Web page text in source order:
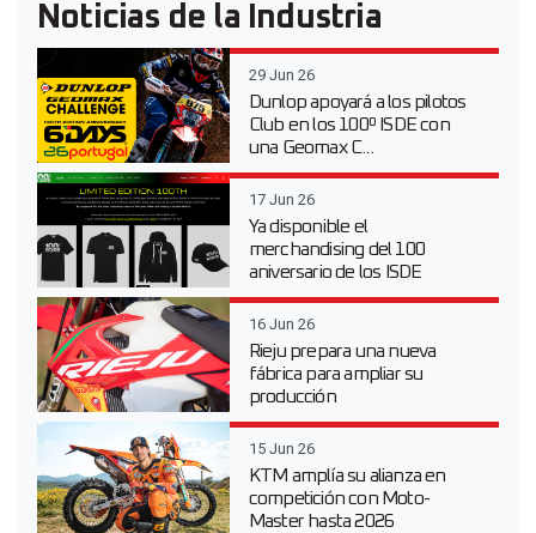
Noticias de la Industria
29 Jun 26
Dunlop apoyará a los pilotos
Club en los 100º ISDE con
una Geomax C...
17 Jun 26
Ya disponible el
merchandising del 100
aniversario de los ISDE
16 Jun 26
Rieju prepara una nueva
fábrica para ampliar su
producción
15 Jun 26
KTM amplía su alianza en
competición con Moto-
Master hasta 2026